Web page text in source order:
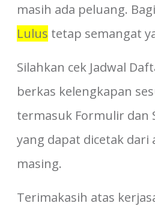
masih ada peluang.
Lulus tetap semangat
Silahkan cek Jadwal
berkas kelengkapan
termasuk Formulir dan
yang dapat dicetak dari
masing.
Terimakasih atas